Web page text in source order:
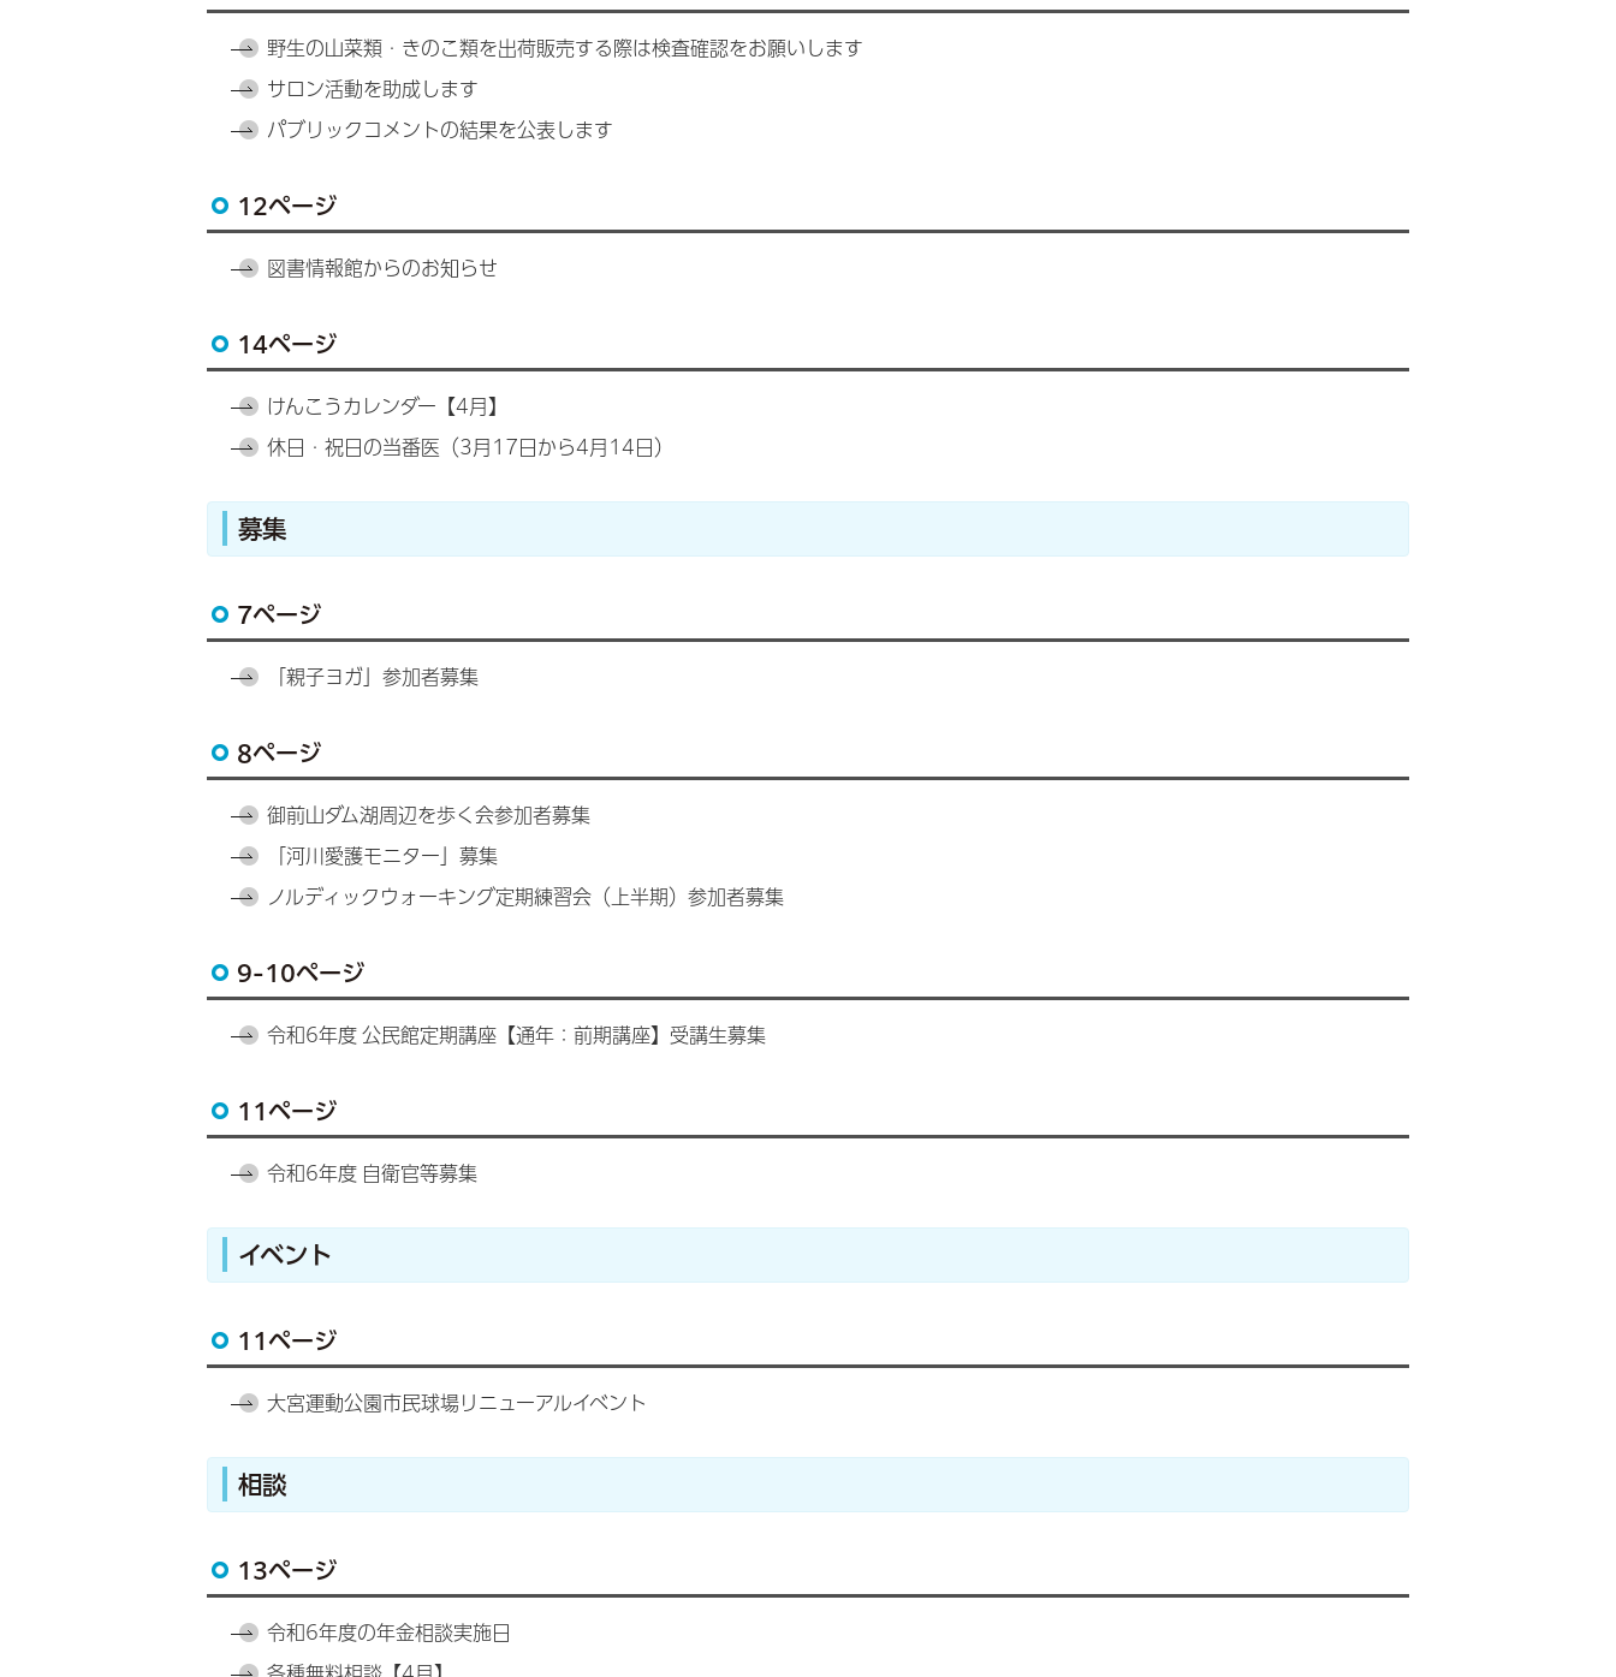
野生の山菜類・きのこ類を出荷販売する際は検査確認をお願いします
サロン活動を助成します
パブリックコメントの結果を公表します
12ページ
図書情報館からのお知らせ
14ページ
けんこうカレンダー【4月】
休日・祝日の当番医（3月17日から4月14日）
募集
7ページ
「親子ヨガ」参加者募集
8ページ
御前山ダム湖周辺を歩く会参加者募集
「河川愛護モニター」募集
ノルディックウォーキング定期練習会（上半期）参加者募集
9-10ページ
令和6年度 公民館定期講座【通年：前期講座】受講生募集
11ページ
令和6年度 自衛官等募集
イベント
11ページ
大宮運動公園市民球場リニューアルイベント
相談
13ページ
令和6年度の年金相談実施日